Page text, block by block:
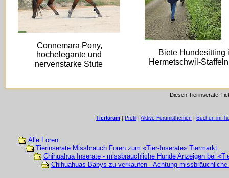
Connemara Pony,
hochelegante und
nervenstarke Stute
Biete Hundesitting
Hermetschwil-
Diesen Tierinserate-
Tierforum | Profil | Aktive Forumsthemen | Suchen im
Alle Foren
Tierinserate Missbrauch Foren zum «Tier-Inserate» Tiermarkt
Chihuahua Inserate - missbräuchliche Hunde Anzeigen bei
Chihuahuas Babys zu verkaufen - Achtung missbräuchliche